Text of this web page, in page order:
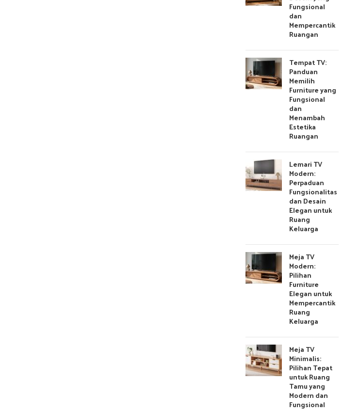
Fungsional
dan
Mempercantik
Ruangan
Tempat TV:
Panduan
Memilih
Furniture yang
Fungsional
dan
Menambah
Estetika
Ruangan
Lemari TV
Modern:
Perpaduan
Fungsionalitas
dan Desain
Elegan untuk
Ruang
Keluarga
Meja TV
Modern:
Pilihan
Furniture
Elegan untuk
Mempercantik
Ruang
Keluarga
Meja TV
Minimalis:
Pilihan Tepat
untuk Ruang
Tamu yang
Modern dan
Fungsional